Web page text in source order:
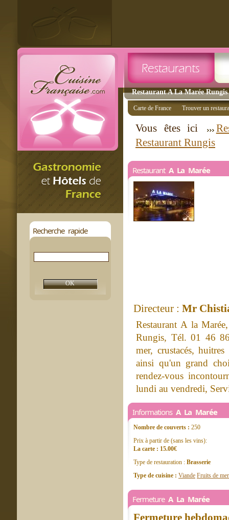
Restaurant A La Marée
Recherche rapide
Carte de France Trouver un
Vous êtes ici
Restaurant Rungis
Restaurant A La Marée
Directeur : Mr
Restaurant A la
Rungis, Tél. 01 46
mer, crustacés,
ainsi qu'un grand
rendez-vous
lundi au vendredi,
Informations A La Marée
Nombre de couverts : 250
Prix à partir de (sans les vins):
La carte : 15.00€
Type de restauration : Brasserie
Type de cuisine : Viande Fruits de mer
Fermeture A La Marée
Fermeture